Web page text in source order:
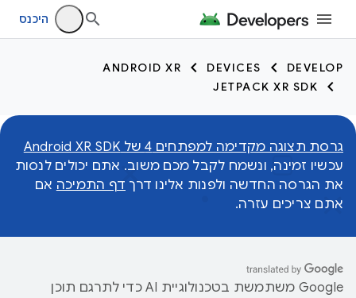
היכנס
DEVELOP
DEVICES
ANDROID XR
JETPACK XR SDK
גרסת תצוגה מקדימה למפתחים 4 של Android XR SDK
עכשיו זמינה, ונשמח לקבל מכם משוב. אתם יכולים לנסות
את הגרסה החדשה ולפנות אלינו דרך דף התמיכה אם
אתם צריכים עזרה.
‫Google משתמשת בטכנולוגיית AI כדי לתרגם תוכן